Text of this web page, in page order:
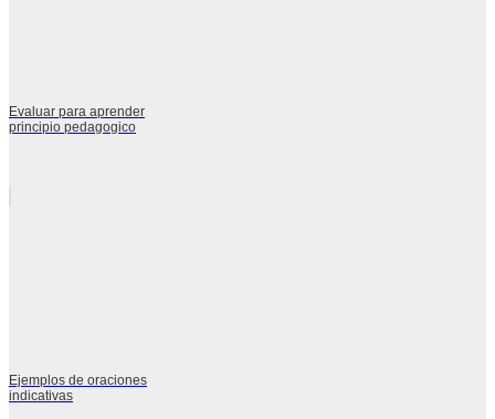
Evaluar para aprender
principio pedagogico
Ejemplos de oraciones
indicativas